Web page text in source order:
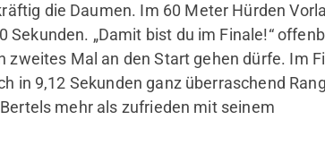
die Daumen. Im 60 Meter Hürden
„Damit bist du im Finale!“
zweites Mal an den Start gehen dürfe. Im
in 9,12 Sekunden ganz überraschend Rang
mehr als zufrieden mit seinem